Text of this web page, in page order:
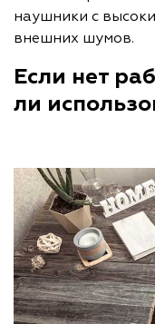
наушники с
внешних шумов.
Если нет
ли